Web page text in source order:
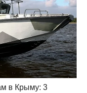
в Крыму: 3